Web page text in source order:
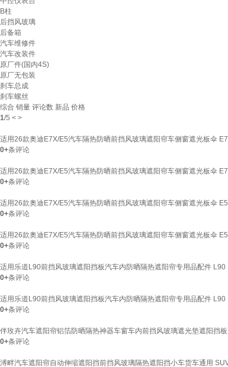
B柱
后挡风玻璃
后备箱
汽车维修件
汽车改装件
原厂件(国内4S)
原厂无包装
刹车总成
刹车螺丝
综合 销量 评论数 新品 价格
1/5 < >
适用26款奥迪E7X/E5汽车隔热防晒前挡风玻璃遮阳帘车侧窗遮光板伞
0+条评论
适用26款奥迪E7X/E5汽车隔热防晒前挡风玻璃遮阳帘车侧窗遮光板伞
0+条评论
适用26款奥迪E7X/E5汽车隔热防晒前挡风玻璃遮阳帘车侧窗遮光板伞
0+条评论
适用26款奥迪E7X/E5汽车隔热防晒前挡风玻璃遮阳帘车侧窗遮光板伞
0+条评论
适用乐道L90前挡风玻璃遮阳挡板汽车内防晒隔热遮阳帘专用品配件
0+条评论
适用乐道L90前挡风玻璃遮阳挡板汽车内防晒隔热遮阳帘专用品配件
0+条评论
伴玫卉汽车遮阳帘铝箔防晒隔热神器车窗车内前挡风玻璃遮光垫遮阳挡
0+条评论
溥畔汽车遮阳帘自动伸缩遮阳挡前挡风玻璃隔热遮阳挡小车货车通用